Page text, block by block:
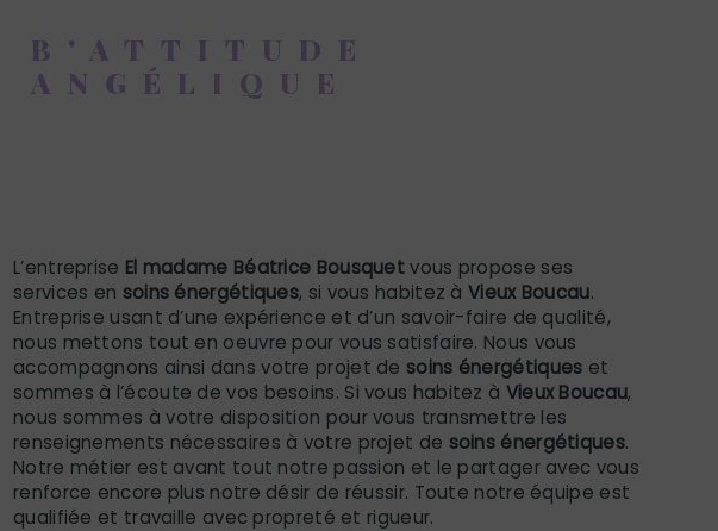
B'ATTITUDE
ANGÉLIQUE
L’entreprise El madame Béatrice Bousquetvous propose ses
services en soins énergétiques, si vous habitez àVieux Boucau.
Entreprise usant d’une expérience et d’un savoir-faire de qualité,
nous mettons tout en oeuvre pour vous satisfaire. Nous vous
accompagnons ainsi dans votre projet de soins énergétiques et
sommes à l’écoute de vos besoins. Si vous habitez à Vieux Boucau,
nous sommes à votre disposition pour vous transmettre les
renseignements nécessaires à votre projet de soins énergétiques.
Notre métier est avant tout notre passion et le partager avec vous
renforce encore plus notre désir de réussir. Toute notre équipe est
qualifiée et travaille avec propreté et rigueur.